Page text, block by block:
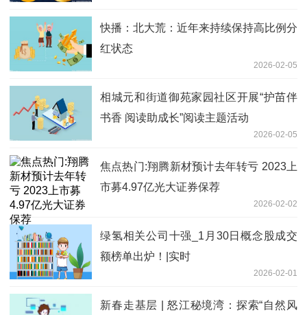
快播：北大荒：近年来持续保持高比例分
红状态
2026-02-05
相城元和街道御苑家园社区开展“护苗伴
书香 阅读助成长”阅读主题活动
2026-02-05
焦点热门:翔腾新材预计去年转亏 2023上
市募4.97亿光大证券保荐
2026-02-02
绿氢相关公司十强_1月30日概念股成交
额榜单出炉！|实时
2026-02-01
新春走基层 | 怒江秘境湾：探索“自然风